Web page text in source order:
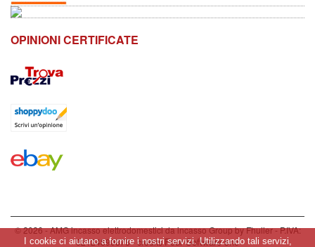
OPINIONI CERTIFICATE
© 2026 - AMG incasso elettrodomestici da incasso Group by Fhuller - P.IVA:
02124890878 - creditsFour Software snc
I cookie ci aiutano a fornire i nostri servizi. Utilizzando tali servizi,